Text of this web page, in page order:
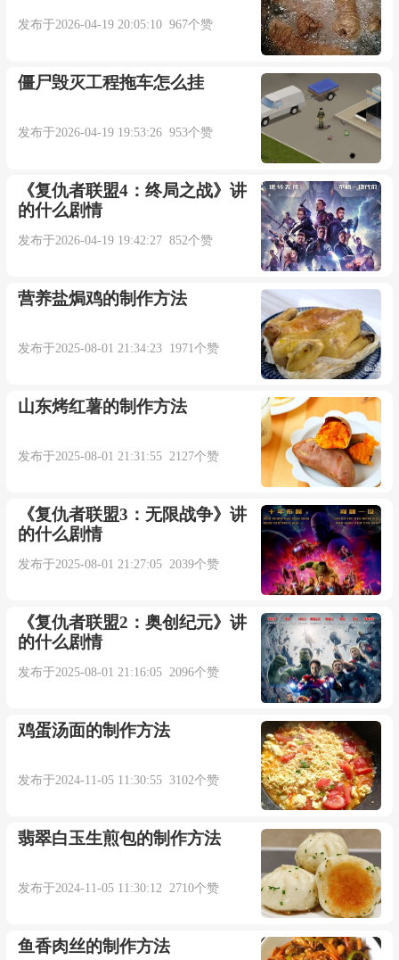
发布于2026-04-19 20:05:10 967个赞
僵尸毁灭工程拖车怎么挂
发布于2026-04-19 19:53:26 953个赞
《复仇者联盟4：终局之战》讲
的什么剧情
发布于2026-04-19 19:42:27 852个赞
营养盐焗鸡的制作方法
发布于2025-08-01 21:34:23 1971个赞
山东烤红薯的制作方法
发布于2025-08-01 21:31:55 2127个赞
《复仇者联盟3：无限战争》讲
的什么剧情
发布于2025-08-01 21:27:05 2039个赞
《复仇者联盟2：奥创纪元》讲
的什么剧情
发布于2025-08-01 21:16:05 2096个赞
鸡蛋汤面的制作方法
发布于2024-11-05 11:30:55 3102个赞
翡翠白玉生煎包的制作方法
发布于2024-11-05 11:30:12 2710个赞
鱼香肉丝的制作方法